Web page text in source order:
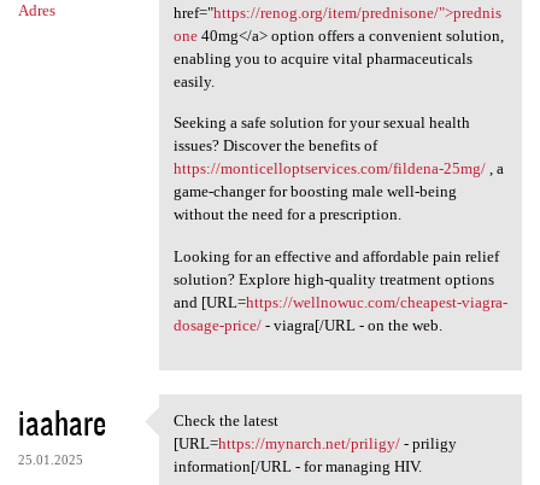
Adres
href="https://renog.org/item/prednisone/">prednis
one40mg</a> option offers a convenient solution,
enabling you to acquire vital pharmaceuticals
easily.
Seeking a safe solution for your sexual health
issues? Discover the benefits of
https://monticelloptservices.com/fildena-25mg/, a
game-changer for boosting male well-being
without the need for a prescription.
Looking for an effective and affordable pain relief
solution? Explore high-quality treatment options
and [URL=https://wellnowuc.com/cheapest-viagra-
dosage-price/- viagra[/URL - on the web.
iaahare
25.01.2025
Check the latest [URL=https:/
Check the latest
[URL=https://mynarch.net/priligy/- priligy
information[/URL - for managing HIV.